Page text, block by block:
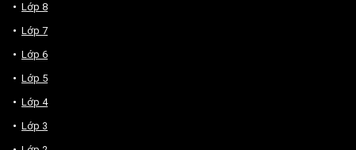
Lớp 8
Lớp 7
Lớp 6
Lớp 5
Lớp 4
Lớp 3